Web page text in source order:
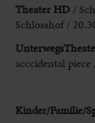
Theater HD /
Schlosshof /
acccidental piece
Kinder/Familie/